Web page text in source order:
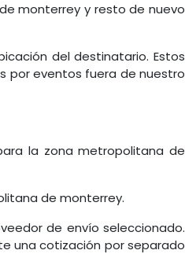
monterrey y resto de nuevo
del destinatario. Estos
por eventos fuera de nuestro
la zona metropolitana de
de monterrey.
de envío seleccionado.
una cotización por separado